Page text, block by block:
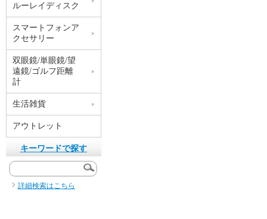
ルーレイディスク
スマートフォンア
クセサリー
双眼鏡/単眼鏡/望
遠鏡/ゴルフ距離
計
生活雑貨
アウトレット
キーワードで探す
詳細検索はこちら